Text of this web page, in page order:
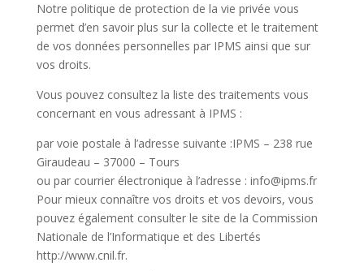
Notre politique de protection de la vie privée vous
permet d’en savoir plus sur la collecte et le traitement
de vos données personnelles par IPMS ainsi que sur
vos droits.
Vous pouvez consultez la liste des traitements vous
concernant en vous adressant à IPMS :
par voie postale à l’adresse suivante :IPMS – 238 rue
Giraudeau – 37000 – Tours
ou par courrier électronique à l’adresse : info@ipms.fr
Pour mieux connaître vos droits et vos devoirs, vous
pouvez également consulter le site de la Commission
Nationale de l’Informatique et des Libertés
http://www.cnil.fr.